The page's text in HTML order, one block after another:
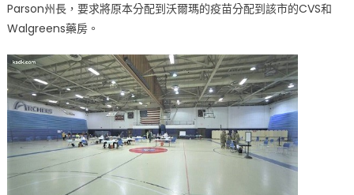
Parson州長，要求將原本分配到沃爾瑪的疫苗分配到該市的CVS和
Walgreens藥房。